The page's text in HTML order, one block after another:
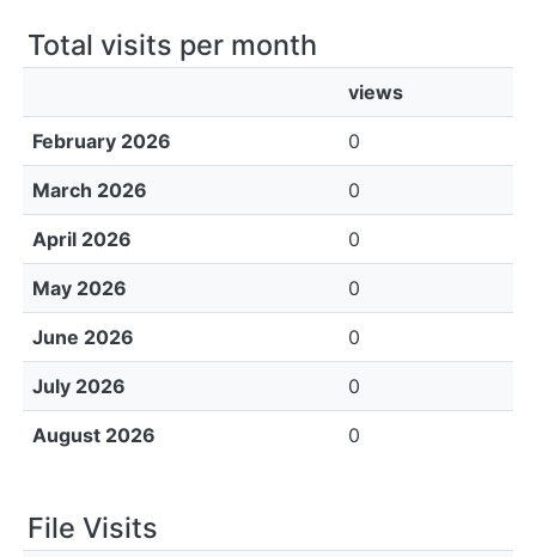
Total visits per month
views
February 2026 0
March 2026 0
April 2026 0
May 2026 0
June 2026 0
July 2026 0
August 2026 0
File Visits